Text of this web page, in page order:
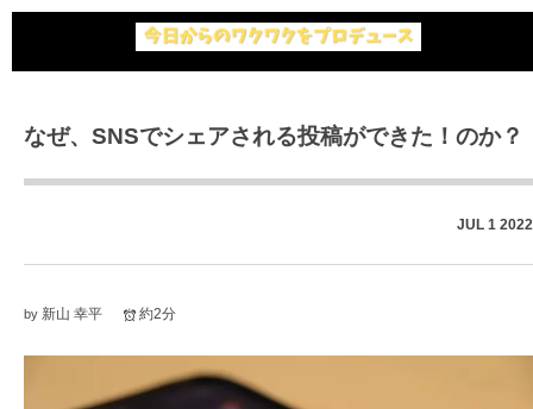
なぜ、SNSでシェアされる投稿ができた！のか？
JUL 1 2022
by 新山 幸平 約2分